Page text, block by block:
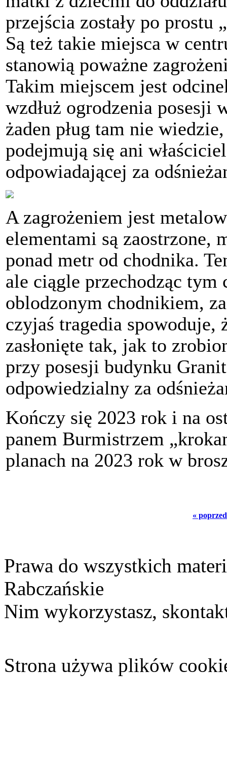
przejścia zostały po prostu
Są też takie miejsca w
stanowią poważne
Takim miejscem jest
wzdłuż ogrodzenia
żaden pług tam nie
podejmują się ani
odpowiadającej za
A zagrożeniem jest
elementami są zaostrzone,
ponad metr od chodnika.
ale ciągle przechodząc tym
oblodzonym chodnikiem,
czyjaś tragedia spowoduje,
zasłonięte tak, jak to
przy posesji budynku
odpowiedzialny za
Kończy się 2023 rok i na
panem Burmistrzem
planach na 2023 rok w
«
Prawa do wszystkich
Rabczańskie
Nim wykorzystasz,
Strona używa plików